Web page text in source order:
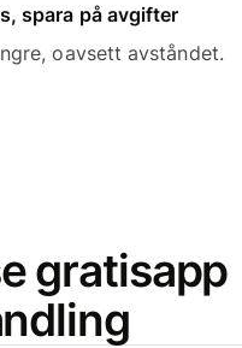
spara på avgifter
oavsett avståndet.
gratisapp